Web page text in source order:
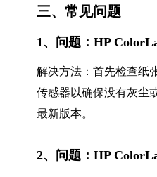
三、常见问题
1、问题：HP
解决方法：首先检查纸
传感器以确保没有灰尘
最新版本。
2、问题：HP